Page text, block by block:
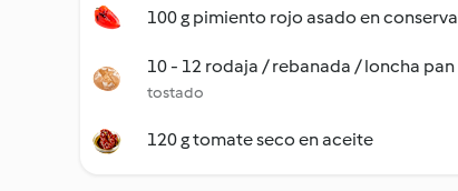
100 g pimiento rojo asado en conserva
10 - 12 rodaja / rebanada / loncha pan
tostado
120 g tomate seco en aceite